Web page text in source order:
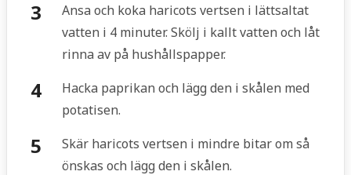
Ansa och koka haricots vertsen i lättsaltat
vatten i 4 minuter. Skölj i kallt vatten och låt
rinna av på hushållspapper.
Hacka paprikan och lägg den i skålen med
potatisen.
Skär haricots vertsen i mindre bitar om så
önskas och lägg den i skålen.